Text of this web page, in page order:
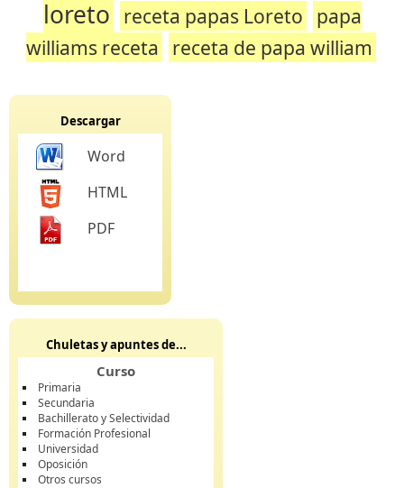
loreto receta papas Loreto papa
williams receta receta de papa william
Descargar
Word
HTML
PDF
Chuletas y apuntes de...
Curso
Primaria
Secundaria
Bachillerato y Selectividad
Formación Profesional
Universidad
Oposición
Otros cursos